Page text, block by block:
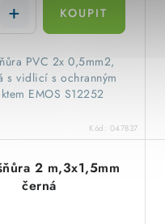
PVC 2x 0,5mm2,
s vidlicí s ochranným
EMOS S12252
Kód: 047837
2 m,3x1,5mm
černá